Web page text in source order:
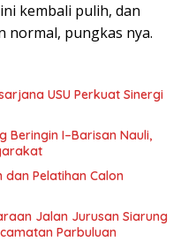
kembali pulih, dan
normal, pungkas nya.
USU Perkuat Sinergi
Beringin I–Barisan Nauli,
dan Pelatihan Calon
Jalan Jurusan Siarung
Parbuluan